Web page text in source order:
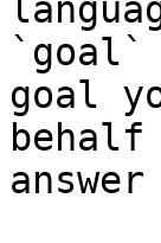
`goal`
goal